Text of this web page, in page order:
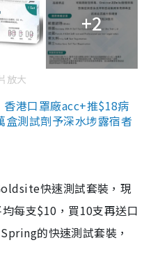
+2
放大
港口罩廠acc+推$18病
測試劑予深水埗露宿者
快速測試套裝，現
每支$10，買10支再送口
的快速測試套裝，